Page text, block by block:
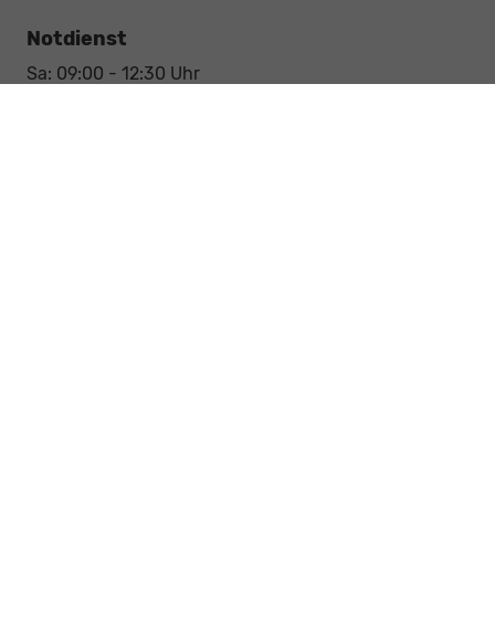
Notdienst
Sa: 09:00 - 12:30 Uhr